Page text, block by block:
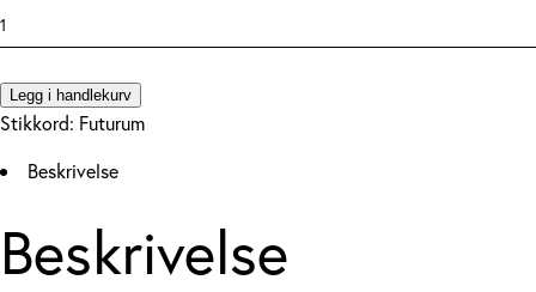
Teknodiversitet
quantity
Legg i handlekurv
Stikkord: Futurum
Beskrivelse
Beskrivelse